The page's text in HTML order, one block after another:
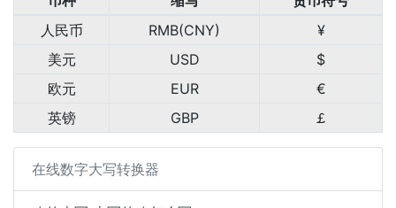
人民币
RMB(CNY)
¥
美元
USD
$
欧元
EUR
€
英镑
GBP ￡
在线数字大写转换器